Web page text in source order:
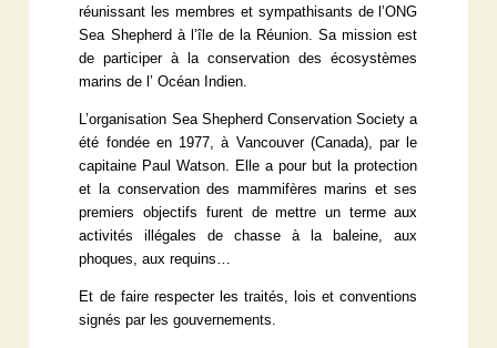
réunissant les membres et sympathisants de l’ONG
Sea Shepherd à l’île de la Réunion. Sa mission est
de participer à la conservation des écosystèmes
marins de l’ Océan Indien.
L’organisation Sea Shepherd Conservation Society a
été fondée en 1977, à Vancouver (Canada), par le
capitaine Paul Watson. Elle a pour but la protection
et la conservation des mammifères marins et ses
premiers objectifs furent de mettre un terme aux
activités illégales de chasse à la baleine, aux
phoques, aux requins…
Et de faire respecter les traités, lois et conventions
signés par les gouvernements.